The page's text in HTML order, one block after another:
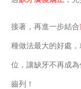
接著，再進一步結合
種做法最大的好處
位，讓缺牙不再成
齒列！